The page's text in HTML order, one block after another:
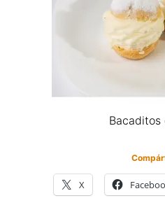
Bacaditos
X